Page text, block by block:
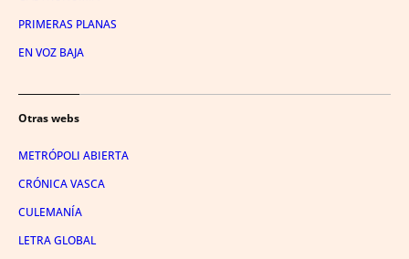
PRIMERAS PLANAS
EN VOZ BAJA
Otras webs
METRÓPOLI ABIERTA
CRÓNICA VASCA
CULEMANÍA
LETRA GLOBAL